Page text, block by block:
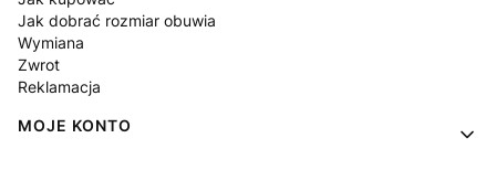
Jak dobrać rozmiar obuwia
Wymiana
Zwrot
Reklamacja
MOJE KONTO